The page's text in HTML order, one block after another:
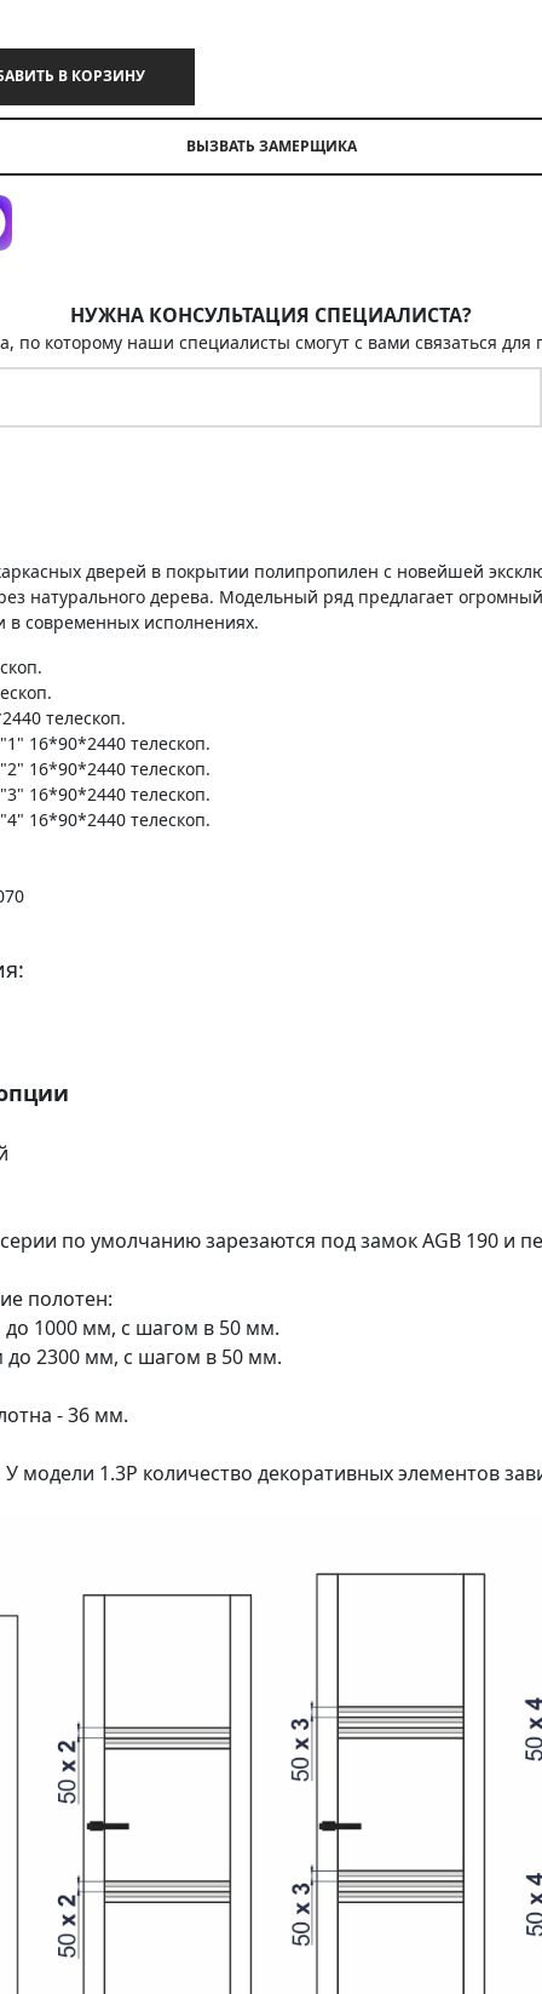
ДОБАВИТЬ В КОРЗИНУ
ВЫЗВАТЬ ЗАМЕРЩИКА
НУЖНА КОНСУЛЬТАЦИЯ СПЕЦИАЛИСТА?
по которому наши специалисты смогут с вами связаться для
дверей в покрытии полипропилен с новейшей
натурального дерева. Модельный ряд предлагает
в современных исполнениях.
телескоп.
16*90*2440 телескоп.
16*90*2440 телескоп.
16*90*2440 телескоп.
16*90*2440 телескоп.
по умолчанию зарезаются под замок AGB 190 и
полотен:
1000 мм, с шагом в 50 мм.
до 2300 мм, с шагом в 50 мм.
- 36 мм.
модели 1.3P количество декоративных элементов